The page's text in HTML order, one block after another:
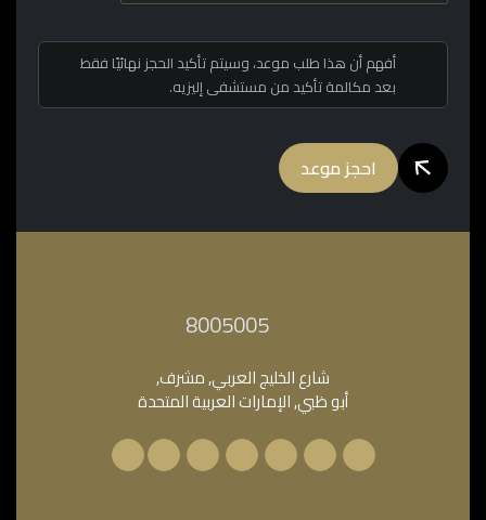
أفهم أن هذا طلب موعد، وسيتم تأكيد الحجز نهائيًا فقط
بعد مكالمة تأكيد من مستشفى إليزيه.
احجز موعد
شارع الخليج العربي, مشرف,
أبو ظبي, الإمارات العربية المتحدة